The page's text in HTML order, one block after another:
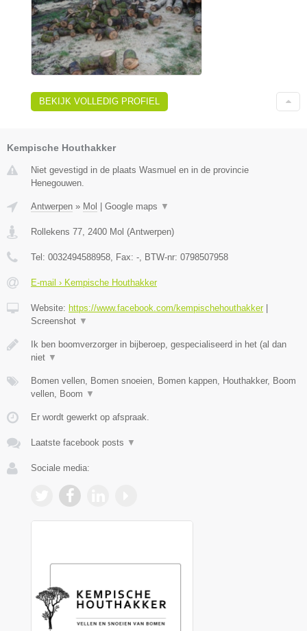
BEKIJK VOLLEDIG PROFIEL
Kempische Houthakker
Niet gevestigd in de plaats Wasmuel en in de provincie
Henegouwen.
Antwerpen » Mol Google maps ▼
Rollekens 77, 2400 Mol (Antwerpen)
Tel: 0032494588958, Fax: -, BTW-nr: 0798507958
E-mail › Kempische Houthakker
Website: https://www.facebook.com/kempischehouthakker|
Screenshot ▼
Ik ben boomverzorger in bijberoep, gespecialiseerd in het (al dan
niet ▼
Bomen vellen, Bomen snoeien, Bomen kappen, Houthakker, Boom
vellen, Boom ▼
Er wordt gewerkt op afspraak.
Laatste facebook posts ▼
Sociale media: